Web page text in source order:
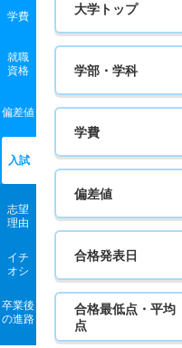
学費
就職
資格
偏差値
入試
志望
理由
イチ
オシ
卒業後
の進路
大学トップ
学部・学科
学費
偏差値
合格発表日
合格最低点・平均
点